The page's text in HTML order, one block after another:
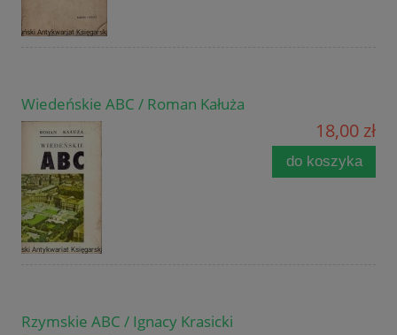
Wiedeńskie ABC / Roman Kałuża
18,00 zł
do koszyka
Rzymskie ABC / Ignacy Krasicki